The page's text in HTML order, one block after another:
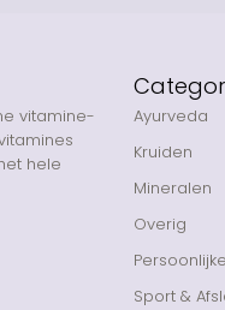
vitamine-
hele
Ayurveda
Kruiden
Mineralen
Overig
Sport &